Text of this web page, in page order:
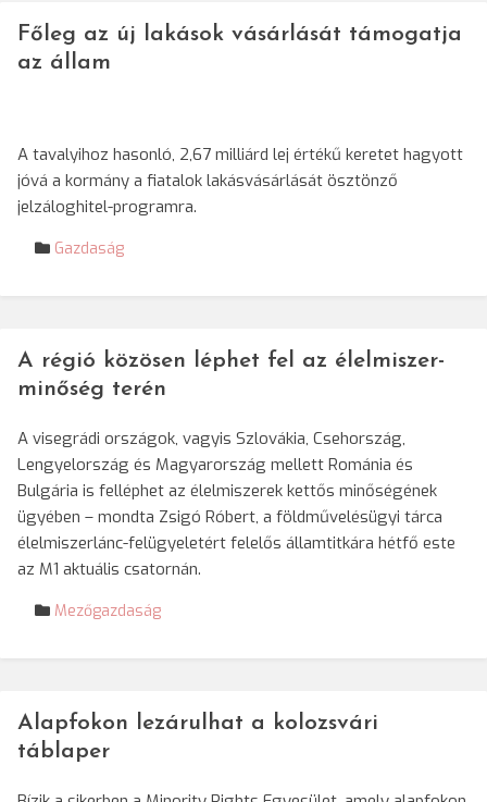
Főleg az új lakások vásárlását támogatja
az állam
A tavalyihoz hasonló, 2,67 milliárd lej értékű keretet hagyott
jóvá a kormány a fiatalok lakásvásárlását ösztönző
jelzáloghitel-programra.
Gazdaság
A régió közösen léphet fel az élelmiszer-
minőség terén
A visegrádi országok, vagyis Szlovákia, Csehország,
Lengyelország és Magyarország mellett Románia és
Bulgária is felléphet az élelmiszerek kettős minőségének
ügyében – mondta Zsigó Róbert, a földművelésügyi tárca
élelmiszerlánc-felügyeletért felelős államtitkára hétfő este
az M1 aktuális csatornán.
Mezőgazdaság
Alapfokon lezárulhat a kolozsvári
táblaper